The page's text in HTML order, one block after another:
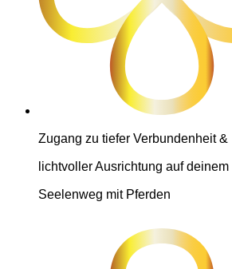
Zugang zu tiefer Verbundenheit &
lichtvoller Ausrichtung auf deinem
Seelenweg mit Pferden